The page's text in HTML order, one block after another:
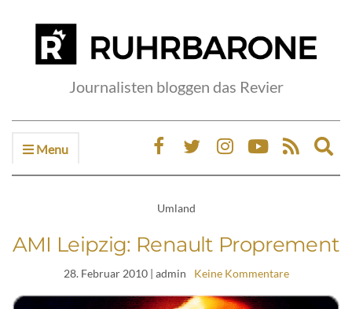
Journalisten bloggen das Revier
Menu
Umland
AMI Leipzig: Renault Proprement
28. Februar 2010| admin Keine Kommentare